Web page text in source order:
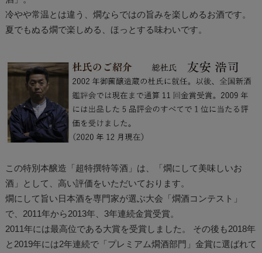
冷やや常温とは違う、燗ならではの旨みを楽しめるお酒です。
夏でもぬる燗で楽しめる、ほっとする味わいです。
この特別本醸造「超特撰特等酒」は、「燗にして美味しいお
酒」として、高い評価をいただいております。
燗にして旨い日本酒を専門家が選ぶ大会「燗酒コンテスト」
で、2011年から2013年、3年連続金賞受賞。
2011年には最高位である大賞を受賞しました。 その後も2018年
と2019年には2年連続で「プレミアム燗酒部門」金賞に選ばれて